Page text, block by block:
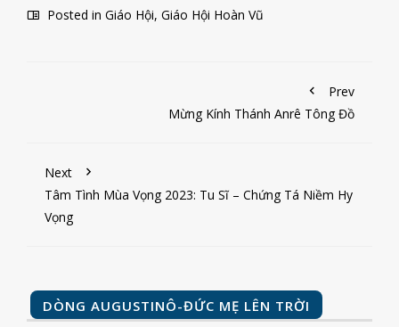
Posted in Giáo Hội, Giáo Hội Hoàn Vũ
Prev
Mừng Kính Thánh Anrê Tông Đồ
Next
Tâm Tình Mùa Vọng 2023: Tu Sĩ – Chứng Tá Niềm Hy
Vọng
DÒNG AUGUSTINÔ-ĐỨC MẸ LÊN TRỜI